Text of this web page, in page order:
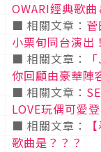
OWARI經典歌
■ 相關文章：
小栗旬同台演出
■ 相關文章：
你回顧由豪華陣
■ 相關文章：
LOVE玩偶可愛
■ 相關文章：
歌曲是？？？